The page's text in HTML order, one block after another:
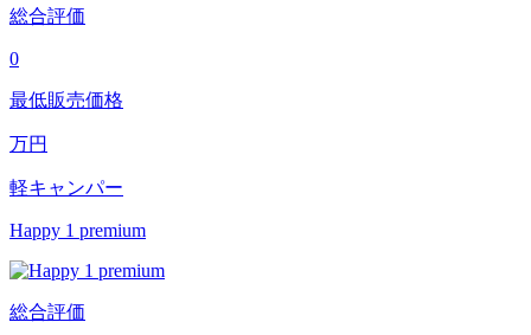
総合評価
0
最低販売価格
万円
軽キャンパー
Happy 1 premium
総合評価